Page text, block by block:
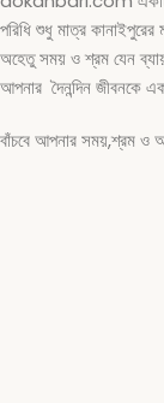
পরিধি শুধু মাত্র
অহেতু সময় ও শ্রম যেন
আপনার দৈনন্দিন জীবনকে
বাঁচবে আপনার সময়,শ্রম ও